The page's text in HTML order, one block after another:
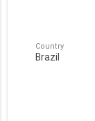
Country
Brazil